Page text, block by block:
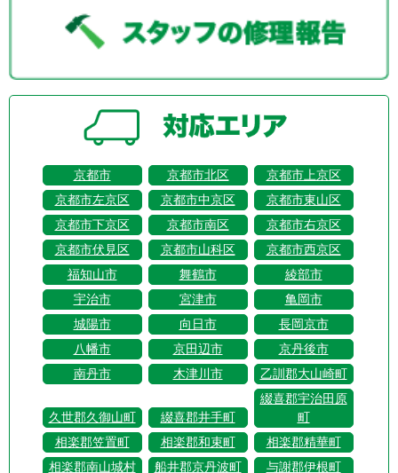
京都市 京都市北区
京都市上京区
京都市左京区
京都市中京区
京都市東山区
京都市下京区
京都市南区
京都市右京区
京都市伏見区
京都市山科区
京都市西京区
福知山市
舞鶴市
綾部市
宇治市
宮津市
亀岡市
城陽市
向日市
長岡京市
八幡市
京田辺市
京丹後市
南丹市
木津川市 乙訓郡大山崎町
久世郡久御山町 綴喜郡井手町
綴喜郡宇治田原
町
相楽郡笠置町
相楽郡和束町
相楽郡精華町
相楽郡南山城村
船井郡京丹波町
与謝郡伊根町